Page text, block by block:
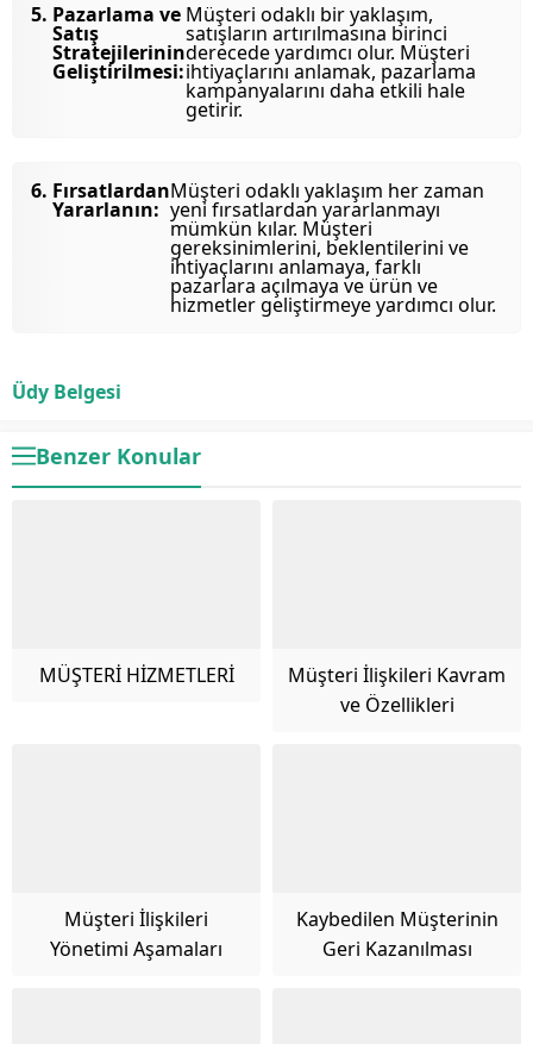
Pazarlama ve
Satış
Stratejilerinin
Geliştirilmesi:
Müşteri odaklı bir yaklaşım,
satışların artırılmasına birinci
derecede yardımcı olur. Müşteri
ihtiyaçlarını anlamak, pazarlama
kampanyalarını daha etkili hale
getirir.
Fırsatlardan
Yararlanın:
Müşteri odaklı yaklaşım her zaman
yeni fırsatlardan yararlanmayı
mümkün kılar. Müşteri
gereksinimlerini, beklentilerini ve
ihtiyaçlarını anlamaya, farklı
pazarlara açılmaya ve ürün ve
hizmetler geliştirmeye yardımcı olur.
Üdy Belgesi
Benzer Konular
MÜŞTERİ HİZMETLERİ
Müşteri İlişkileri Kavram
ve Özellikleri
Müşteri İlişkileri
Yönetimi Aşamaları
Kaybedilen Müşterinin
Geri Kazanılması